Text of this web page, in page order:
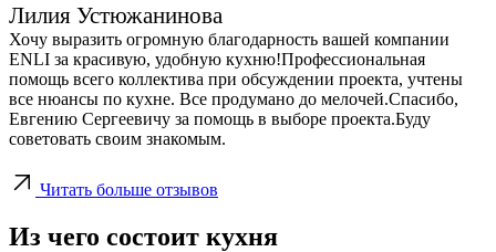
Лилия Устюжанинова
Хочу выразить огромную благодарность вашей компании
ENLI за красивую, удобную кухню!Профессиональная
помощь всего коллектива при обсуждении проекта, учтены
все нюансы по кухне. Все продумано до мелочей.Спасибо,
Евгению Сергеевичу за помощь в выборе проекта.Буду
советовать своим знакомым.
Читать больше отзывов
Из чего состоит кухня